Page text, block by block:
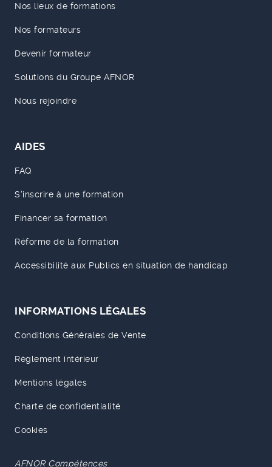
Nos lieux de formations
Nos formateurs
Devenir formateur
Solutions du Groupe AFNOR
Nous rejoindre
AIDES
FAQ
S'inscrire à une formation
Financer sa formation
Réforme de la formation
Accessibilité aux Publics en situation de handicap
INFORMATIONS LÉGALES
Conditions Générales de Vente
Règlement intérieur
Mentions légales
Charte de confidentialité
Cookies
AFNOR Compétences